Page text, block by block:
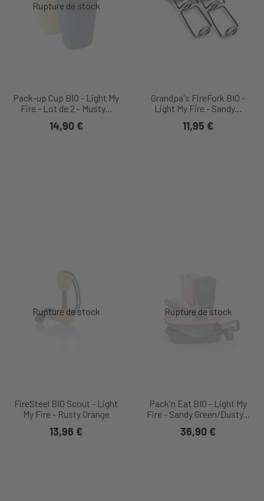
Pack-up Cup BIO - Light My
Fire - Lot de 2 - Musty...
14,90 €
Grandpa's FireFork BIO -
Light My Fire - Sandy...
11,95 €
FireSteel BIO Scout - Light
My Fire - Rusty Orange
13,96 €
Pack'n Eat BIO - Light My
Fire - Sandy Green/Dusty...
36,90 €